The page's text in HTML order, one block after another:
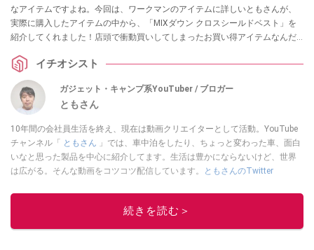
なアイテムですよね。今回は、ワークマンのアイテムに詳しいともさんが、
実際に購入したアイテムの中から、「MIXダウン クロスシールドベスト」を
紹介してくれました！店頭で衝動買いしてしまったお買い得アイテムなんだ
イチオシスト
ガジェット・キャンプ系YouTuber / ブロガー
ともさん
10年間の会社員生活を終え、現在は動画クリエイターとして活動。YouTube
チャンネル「
ともさん 」では、車中泊をしたり、ちょっと変わった車、面白
いなと思った製品を中心に紹介してます。生活は豊かにならないけど、世界
は広がる。そんな動画をコツコツ配信しています。
ともさんのTwitter
このイチオシストの他の記事を読む
続きを読む＞